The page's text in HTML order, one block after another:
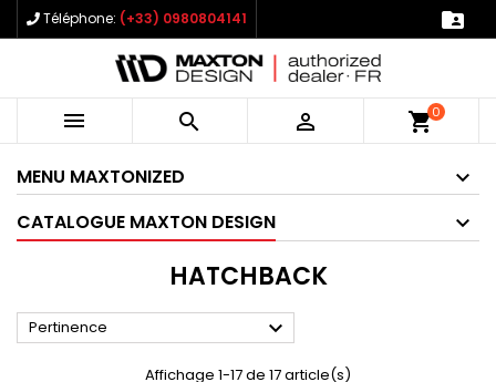
Téléphone: (+33) 0980804141 
   shopping_cart0
MENU MAXTONIZED
CATALOGUE MAXTON DESIGN
HATCHBACK
Pertinence 
Affichage 1-17 de 17 article(s)